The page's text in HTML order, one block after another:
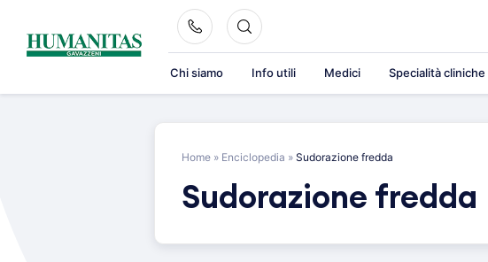
content
Chi siamo Info utili Medici Specialità cliniche
Home » Enciclopedia » Sudorazione fredda
Sudorazione fredda